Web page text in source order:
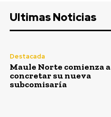
Ultimas Noticias
Destacada
Maule Norte comienza a
concretar su nueva
subcomisaría